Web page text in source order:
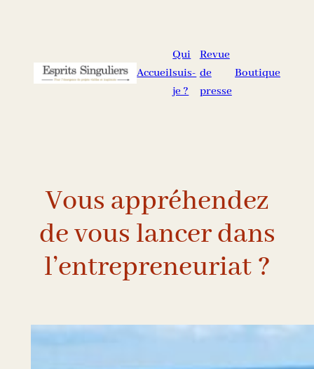
Accueil
Qui
suis-
je ?
Revue
de
presse
Boutique
Vous appréhendez
de vous lancer dans
l’entrepreneuriat ?